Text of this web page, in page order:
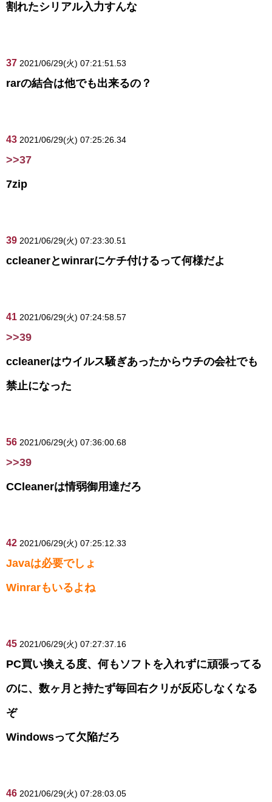
割れたシリアル入力すんな
37 2021/06/29(火) 07:21:51.53
rarの結合は他でも出来るの？
43 2021/06/29(火) 07:25:26.34
>>37
7zip
39 2021/06/29(火) 07:23:30.51
ccleanerとwinrarにケチ付けるって何様だよ
41 2021/06/29(火) 07:24:58.57
>>39
ccleanerはウイルス騒ぎあったからウチの会社でも
禁止になった
56 2021/06/29(火) 07:36:00.68
>>39
CCleanerは情弱御用達だろ
42 2021/06/29(火) 07:25:12.33
Javaは必要でしょ
Winrarもいるよね
45 2021/06/29(火) 07:27:37.16
PC買い換える度、何もソフトを入れずに頑張ってる
のに、数ヶ月と持たず毎回右クリが反応しなくなる
ぞ
Windowsって欠陥だろ
46 2021/06/29(火) 07:28:03.05